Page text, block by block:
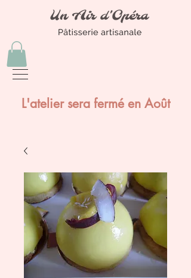
L'atelier sera fermé en Août